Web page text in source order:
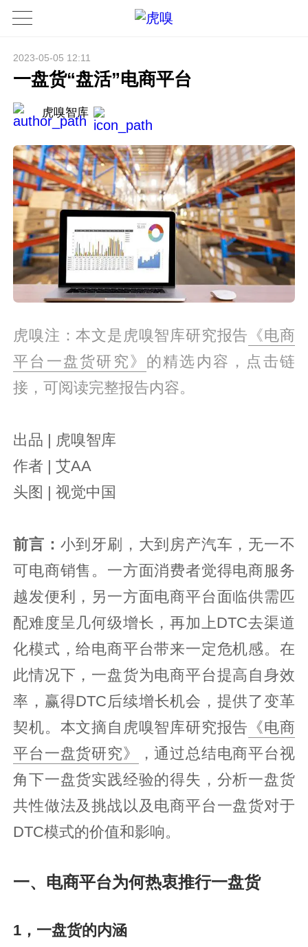
2023-05-05 12:11
一盘货“盘活”电商平台
虎嗅智库
虎嗅注：本文是虎嗅智库研究报告 《电商
平台一盘货研究》 的精选内容，点击链
接，可阅读完整报告内容。
出品 | 虎嗅智库
作者 | 艾AA
头图 | 视觉中国
前言： 小到牙刷，大到房产汽车，无一不
可电商销售。一方面消费者觉得电商服务
越发便利，另一方面电商平台面临供需匹
配难度呈几何级增长，再加上DTC去渠道
化模式，给电商平台带来一定危机感。在
此情况下，一盘货为电商平台提高自身效
率，赢得DTC后续增长机会，提供了变革
契机。本文摘自虎嗅智库研究报告 《电商
平台一盘货研究》
，通过总结电商平台视
角下一盘货实践经验的得失，分析一盘货
共性做法及挑战以及电商平台一盘货对于
DTC模式的价值和影响。
一、电商平台为何热衷推行一盘货
1，一盘货的内涵